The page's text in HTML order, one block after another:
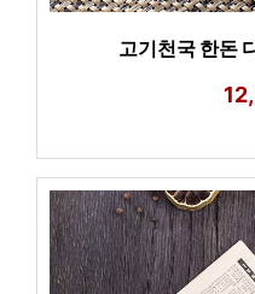
고기천국 한돈